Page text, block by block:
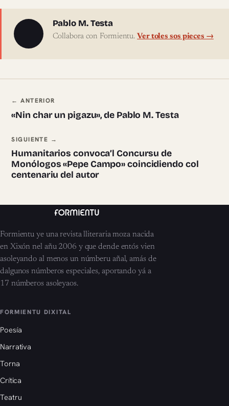
Sobre l'autor
Pablo M. Testa
Collabora con Formientu. Ver toles sos pieces →
Navegación ente pieces
← ANTERIOR
«Nin char un pigazu», de Pablo M. Testa
SIGUIENTE →
Humanitarios convoca’l Concursu de
Monólogos «Pepe Campo» coincidiendo col
centenariu del autor
Formientu ye una revista lliteraria moza nacida
en Xixón nel añu 2006 y que dende entós vien
asoleyando al menos un númberu añal, amás de
dalgunos númberos especiales, aportando yá a
17 númberos asoleyaos.
FORMIENTU DIXITAL
Poesía
Narrativa
Torna
Crítica
Teatru